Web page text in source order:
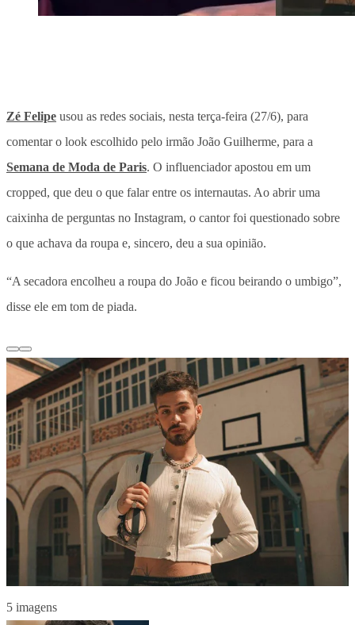
Zé Felipe usou as redes sociais, nesta terça-feira (27/6), para
comentar o look escolhido pelo irmão João Guilherme, para a
Semana de Moda de Paris. O influenciador apostou em um
cropped, que deu o que falar entre os internautas. Ao abrir uma
caixinha de perguntas no Instagram, o cantor foi questionado sobre
o que achava da roupa e, sincero, deu a sua opinião.
“A secadora encolheu a roupa do João e ficou beirando o umbigo”,
disse ele em tom de piada.
5 imagens